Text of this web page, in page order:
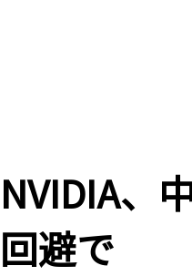
NVIDIA、
回避で